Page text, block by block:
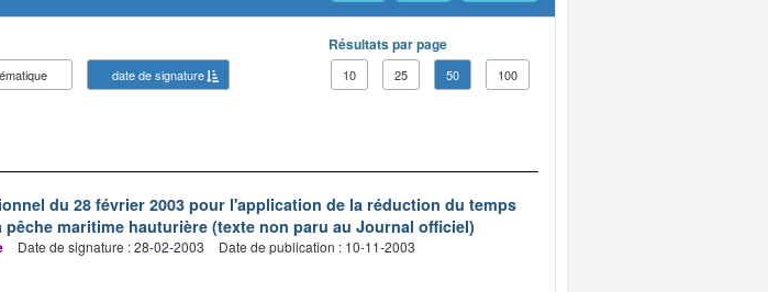
date de signature
Résultats par page
10 25 50 100
du 28 février 2003 pour l'application de la réduction du temps
pêche maritime hauturière (texte non paru au Journal officiel)
Date de signature : 28-02-2003 Date de publication : 10-11-2003